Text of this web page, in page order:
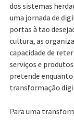
dos sistemas
uma jornada de
portas à tão
cultura, as
capacidade de
serviços e
pretende
transformação
Para uma